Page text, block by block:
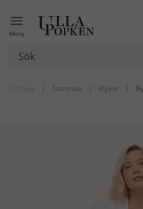
Meny
| Startsida | Byxor |